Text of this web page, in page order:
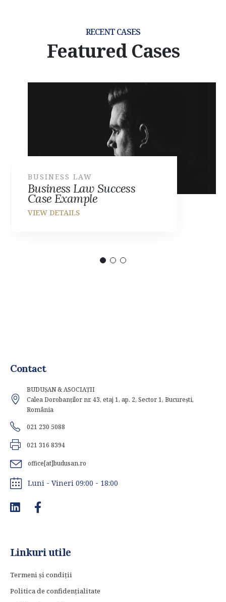
RECENT CASES
Featured Cases
Business Law Success
Case Example
BUSINESS LAW
Contact
BUDUȘAN & ASOCIAȚII
Calea Dorobanților nr. 43, etaj 1, ap. 2, Sector 1, București,
România
021 230 5088
021 316 8394
office[at]budusan.ro
Luni - Vineri 09:00 - 18:00
Linkuri utile
Termeni și condiții
Politica de confidențialitate